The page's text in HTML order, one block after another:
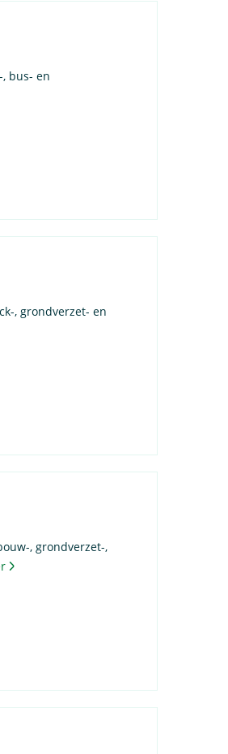
bus- en
, grondverzet- en
, grondverzet-,